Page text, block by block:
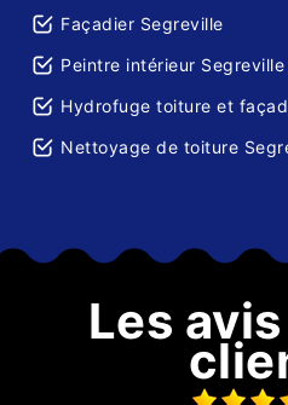
Façadier Segreville
Peintre intérieur Segreville
Hydrofuge toiture et
Nettoyage de toiture
Les